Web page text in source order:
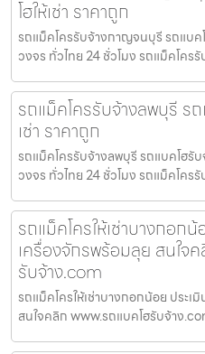
โฮให้เช่า ราคาถูก
รถแม็คโครรับจ้างกาญจนบุรี รถแบค
วงจร ทั่วไทย 24 ชั่วโมง รถแม็คโค
รถแม็คโครรับจ้างลพบุรี ร
เช่า ราคาถูก
รถแม็คโครรับจ้างลพบุรี รถแบคโฮรับ
วงจร ทั่วไทย 24 ชั่วโมง รถแม็คโคร
รถแม็คโครให้เช่าบางกอก
เครื่องจักรพร้อมลุย สนใจ
รับจ้าง.com
รถแม็คโครให้เช่าบางกอกน้อย ประ
สนใจคลิก www.รถแบคโฮรับจ้าง